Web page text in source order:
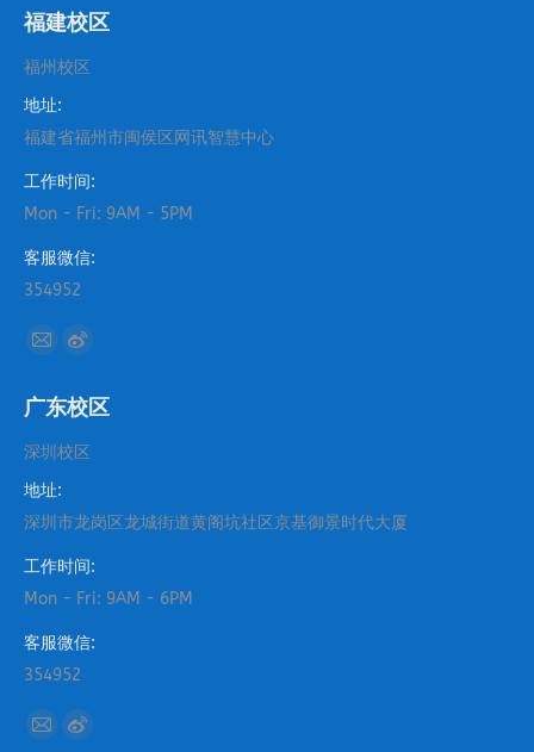
福建校区
福州校区
地址:
福建省福州市闽侯区网讯智慧中心
工作时间:
Mon - Fri: 9AM - 5PM
客服微信:
354952
找到我们：
Mail
opens
in
new
Weibo
opens
in
广东校区
深圳校区
地址:
深圳市龙岗区龙城街道黄阁坑社区京基御景时代大厦
工作时间:
Mon - Fri: 9AM - 6PM
客服微信:
354952
找到我们：
MailWeibo